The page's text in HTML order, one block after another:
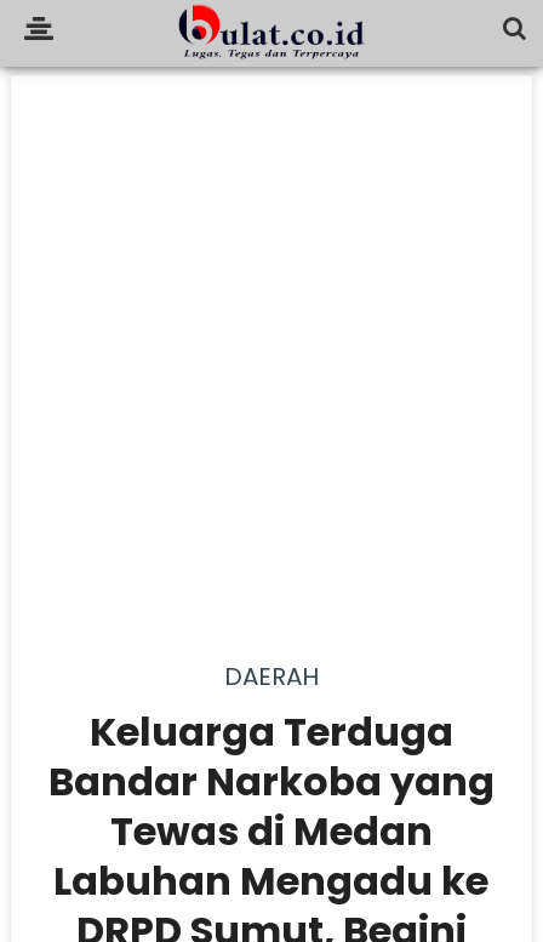
DAERAH
Keluarga Terduga
Bandar Narkoba yang
Tewas di Medan
Labuhan Mengadu ke
DRPD Sumut, Begini